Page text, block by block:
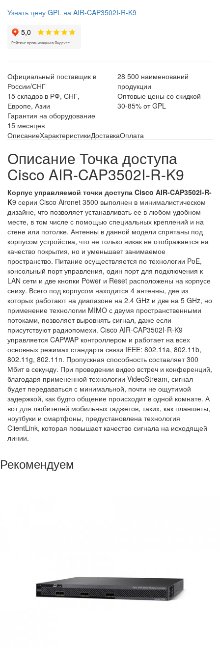
Узнать цену GPL на AIR-CAP3502I-R-K9
Официальный поставщик в
России/СНГ
28 500 наименований
продукции
15 складов в РФ, СНГ,
Европе, Азии
Оптовые цены со скидкой
30-85% от GPL
Гарантия на оборудование
15 месяцев
ОписаниеХарактеристикиДоставкаОплата
Описание Точка доступа
Cisco AIR-CAP3502I-R-K9
Корпус управляемой точки доступа Cisco AIR-CAP3502I-R-
K9 серии Cisco Aironet 3500 выполнен в минималистическом
дизайне, что позволяет устанавливать ее в любом удобном
месте, в том числе с помощью специальных креплений и на
стене или потолке. Антенны в данной модели спрятаны под
корпусом устройства, что не только никак не отображается на
качество покрытия, но и уменьшает занимаемое
пространство. Питание осуществляется по технологии PoE,
консольный порт управления, один порт для подключения к
LAN сети и две кнопки Power и Reset расположены на корпусе
снизу. Всего под корпусом находится 4 антенны, две из
которых работают на диапазоне на 2.4 GHz и две на 5 GHz, но
применение технологии MIMO с двумя пространственными
потоками, позволяет выровнять сигнал, даже если
присутствуют радиопомехи. Cisco AIR-CAP3502I-R-K9
управляется CAPWAP контроллером и работает на всех
основных режимах стандарта связи IEEE: 802.11a, 802.11b,
802.11g, 802.11n. Пропускная способность составляет 300
Мбит в секунду. При проведении видео встреч и конференций,
благодаря примененной технологии VideoStream, сигнал
будет передаваться с минимальной, почти не ощутимой
задержкой, как будто общение происходит в одной комнате. А
вот для любителей мобильных гаджетов, таких, как планшеты,
ноутбуки и смартфоны, предустановлена технология
ClientLink, которая повышает качество сигнала на исходящей
линии.
Рекомендуем